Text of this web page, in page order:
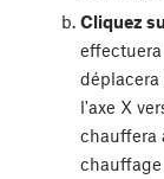
Cliquez
déplacera
l'axe X
chauffera
chauffage